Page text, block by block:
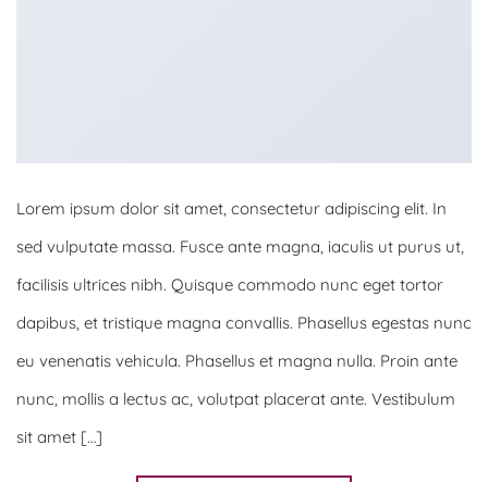
Lorem ipsum dolor sit amet, consectetur adipiscing elit. In
sed vulputate massa. Fusce ante magna, iaculis ut purus ut,
facilisis ultrices nibh. Quisque commodo nunc eget tortor
dapibus, et tristique magna convallis. Phasellus egestas nunc
eu venenatis vehicula. Phasellus et magna nulla. Proin ante
nunc, mollis a lectus ac, volutpat placerat ante. Vestibulum
sit amet […]